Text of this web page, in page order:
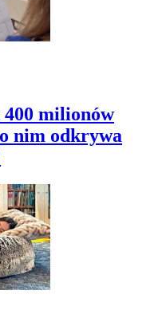
milionów
nim odkrywa